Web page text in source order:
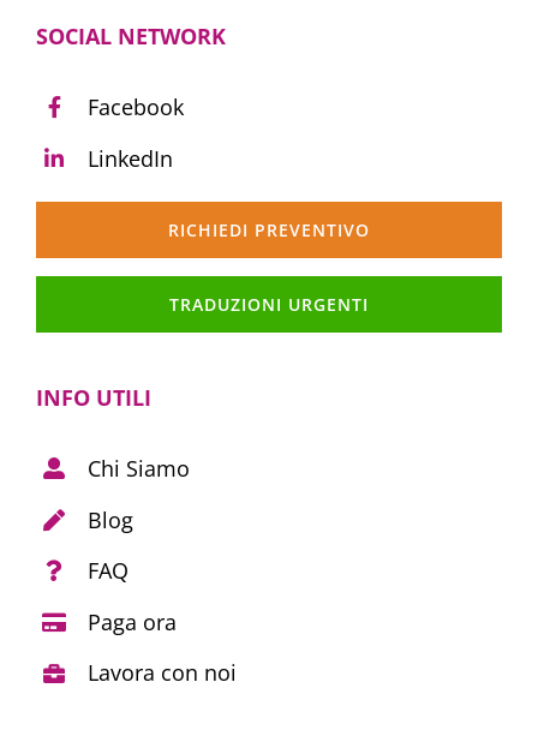
SOCIAL NETWORK
Facebook
LinkedIn
RICHIEDI PREVENTIVO
TRADUZIONI URGENTI
INFO UTILI
Chi Siamo
Blog
FAQ
Paga ora
Lavora con noi